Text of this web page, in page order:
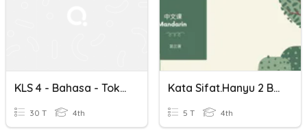
KLS 4 - Bahasa - Tokoh Dan Watak Serta Kata Sifat
30 T 4th
Kata Sifat.hanyu 2 Bab 3
5 T 4th